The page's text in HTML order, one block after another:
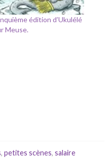
édition d’Ukulélé
Meuse.
, petites scènes, salaire